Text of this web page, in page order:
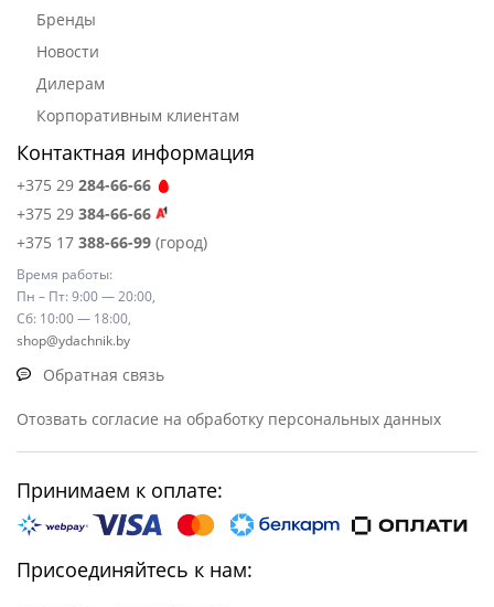
Бренды
Новости
Дилерам
Корпоративным клиентам
Контактная информация
+375 29 284-66-66
+375 29 384-66-66
+375 17 388-66-99 (город)
Время работы:
Пн – Пт: 9:00 — 20:00,
Сб: 10:00 — 18:00,
shop@ydachnik.by
Обратная связь
Отозвать согласие на обработку персональных данных
Принимаем к оплате:
Присоединяйтесь к нам: